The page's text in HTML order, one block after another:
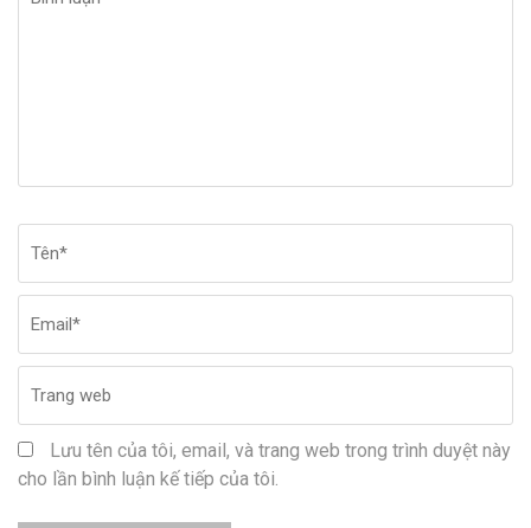
Lưu tên của tôi, email, và trang web trong trình duyệt này
cho lần bình luận kế tiếp của tôi.